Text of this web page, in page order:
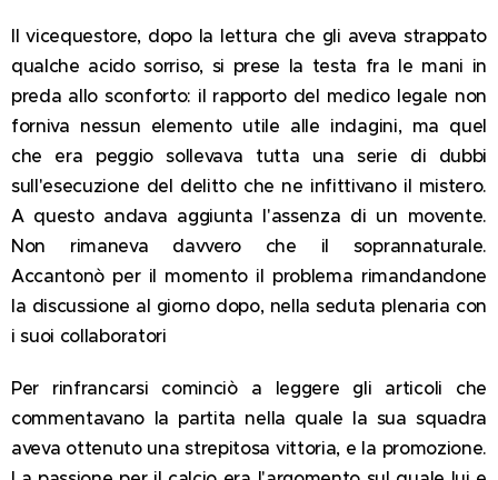
Il vicequestore, dopo la lettura che gli aveva strappato
qualche acido sorriso, si prese la testa fra le mani in
preda allo sconforto: il rapporto del medico legale non
forniva nessun elemento utile alle indagini, ma quel
che era peggio sollevava tutta una serie di dubbi
sull'esecuzione del delitto che ne infittivano il mistero.
A questo andava aggiunta l'assenza di un movente.
Non rimaneva davvero che il soprannaturale.
Accantonò per il momento il problema rimandandone
la discussione al giorno dopo, nella seduta plenaria con
i suoi collaboratori
Per rinfrancarsi cominciò a leggere gli articoli che
commentavano la partita nella quale la sua squadra
aveva ottenuto una strepitosa vittoria, e la promozione.